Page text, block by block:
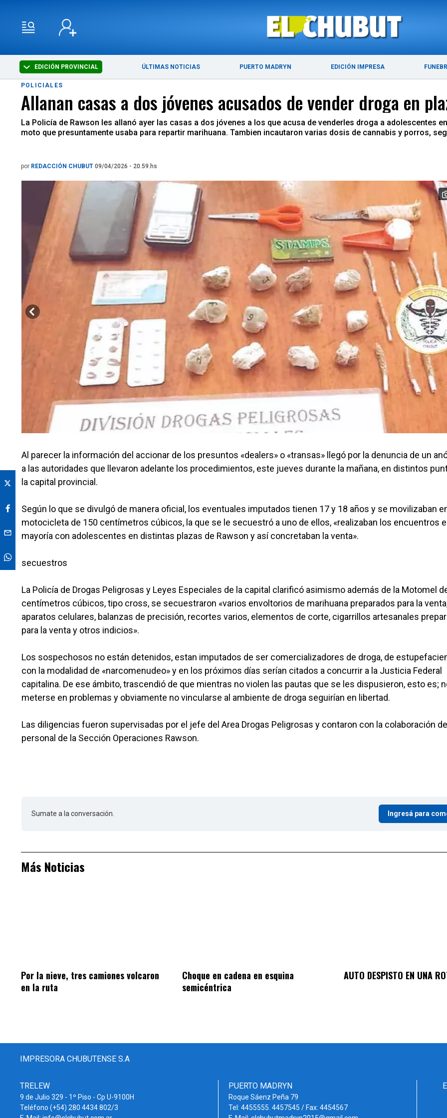
EDICIÓN PROVINCIAL ÚLTIMAS NOTICIAS PUERTO MADRYN EDICIÓN IMPRESA
ÚLTIMAS NOTICIAS PUERTO MADRYN
POLICIALES
Allanan casas a dos jóvenes acusados de vender droga en
La Policía de Rawson les allanó ayer las casas a dos jóvenes a los que acusa de venderles droga a adolescentes
moto que presuntamente usaba para repartir marihuana. Tambien incautaron varias dosis de cannabis y porros,
por REDACCIÓN CHUBUT 09/04/2026 - 20.59.hs
Al parecer la información del accionar de los presuntos «dealers» o «transas» llegó por la denuncia de un
a las autoridades que llevaron adelante los procedimientos, este jueves durante la mañana, en distintos
la capital provincial.
Según lo que se divulgó de manera oficial, los eventuales imputados tienen 17 y 18 años y se movilizaban
motocicleta de 150 centímetros cúbicos, la que se le secuestró a uno de ellos, «realizaban los encuentros
mayoría con adolescentes en distintas plazas de Rawson y así concretaban la venta».
secuestros
La Policía de Drogas Peligrosas y Leyes Especiales de la capital clarificó asimismo además de la Motomel
centímetros cúbicos, tipo cross, se secuestraron «varios envoltorios de marihuana preparados para la
aparatos celulares, balanzas de precisión, recortes varios, elementos de corte, cigarrillos artesanales
para la venta y otros indicios».
Los sospechosos no están detenidos, estan imputados de ser comercializadores de droga, de
con la modalidad de «narcomenudeo» y en los próximos días serían citados a concurrir a la Justicia Federal
capitalina. De ese ámbito, trascendió de que mientras no violen las pautas que se les dispusieron, esto es;
meterse en problemas y obviamente no vincularse al ambiente de droga seguirían en libertad.
Las diligencias fueron supervisadas por el jefe del Area Drogas Peligrosas y contaron con la colaboración de
personal de la Sección Operaciones Rawson.
Sumate a la conversación. Ingresá para
Más Noticias
Por la nieve, tres camiones volcaron
en la ruta
Choque en cadena en esquina
semicéntrica
AUTO DESPISTO EN UNA
IMPRESORA CHUBUTENSE S.A
TRELEW
9 de Julio 329 - 1º Piso - Cp U-9100H
Teléfono (+54) 280 4434 802/3
PUERTO MADRYN
Roque Sáenz Peña 79
Tel: 4455555. 4457545 / Fax: 4454567